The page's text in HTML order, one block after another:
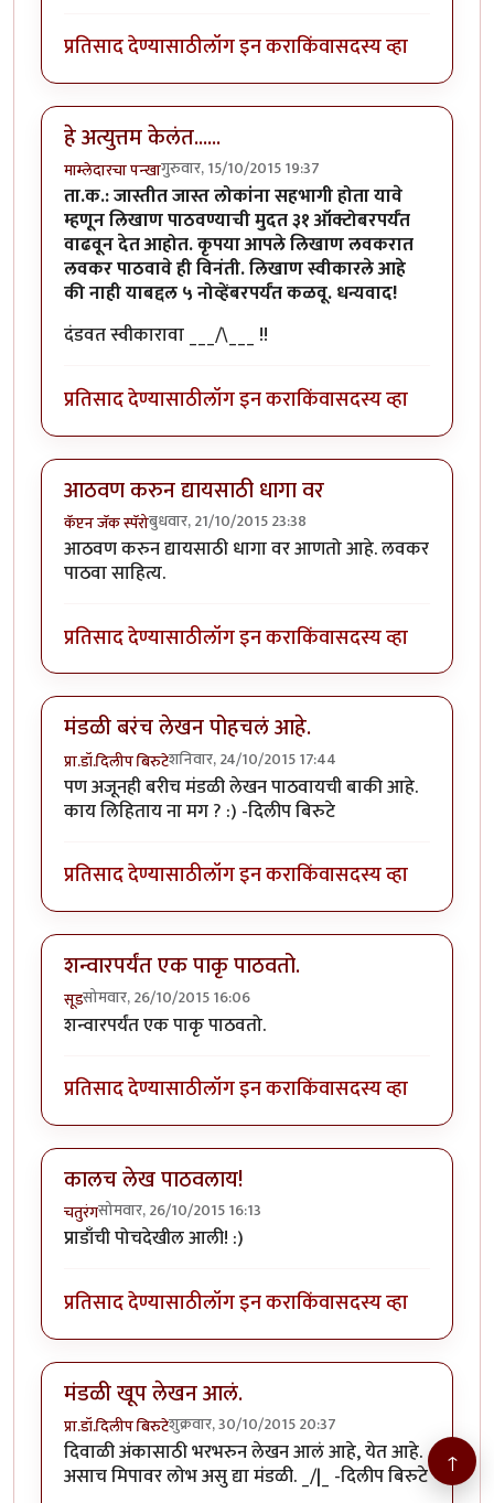
प्रतिसाद देण्यासाठीलॉग इन कराकिंवासदस्य व्हा
हे अत्युत्तम केलंत......
माम्लेदारचा पन्खागुरुवार, 15/10/2015 19:37
ता.क.: जास्तीत जास्त लोकांना सहभागी होता यावे
म्हणून लिखाण पाठवण्याची मुदत ३१ ऑक्टोबरपर्यंत
वाढवून देत आहोत. कृपया आपले लिखाण लवकरात
लवकर पाठवावे ही विनंती. लिखाण स्वीकारले आहे
की नाही याबद्दल ५ नोव्हेंबरपर्यंत कळवू. धन्यवाद!
दंडवत स्वीकारावा ___/\___ !!
प्रतिसाद देण्यासाठीलॉग इन कराकिंवासदस्य व्हा
आठवण करुन द्यायसाठी धागा वर
कॅप्टन जॅक स्पॅरोबुधवार, 21/10/2015 23:38
आठवण करुन द्यायसाठी धागा वर आणतो आहे. लवकर
पाठवा साहित्य.
प्रतिसाद देण्यासाठीलॉग इन कराकिंवासदस्य व्हा
मंडळी बरंच लेखन पोहचलं आहे.
प्रा.डॉ.दिलीप बिरुटेशनिवार, 24/10/2015 17:44
पण अजूनही बरीच मंडळी लेखन पाठवायची बाकी आहे.
काय लिहिताय ना मग ? :) -दिलीप बिरुटे
प्रतिसाद देण्यासाठीलॉग इन कराकिंवासदस्य व्हा
शन्वारपर्यंत एक पाकृ पाठवतो.
सूडसोमवार, 26/10/2015 16:06
शन्वारपर्यंत एक पाकृ पाठवतो.
प्रतिसाद देण्यासाठीलॉग इन कराकिंवासदस्य व्हा
कालच लेख पाठवलाय!
चतुरंगसोमवार, 26/10/2015 16:13
प्राडाँची पोचदेखील आली! :)
प्रतिसाद देण्यासाठीलॉग इन कराकिंवासदस्य व्हा
मंडळी खूप लेखन आलं.
प्रा.डॉ.दिलीप बिरुटेशुक्रवार, 30/10/2015 20:37
दिवाळी अंकासाठी भरभरुन लेखन आलं आहे, येत आहे.
असाच मिपावर लोभ असु द्या मंडळी. _/|_ -दिलीप बिरुटे
↑